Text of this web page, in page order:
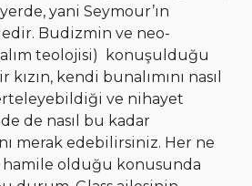
yani Seymour’ın
Budizmin ve neo-
teolojisi) konuşulduğu
kendi bunalımını nasıl
ve nihayet
de nasıl bu kadar
merak edebilirsiniz. Her ne
hamile olduğu konusunda